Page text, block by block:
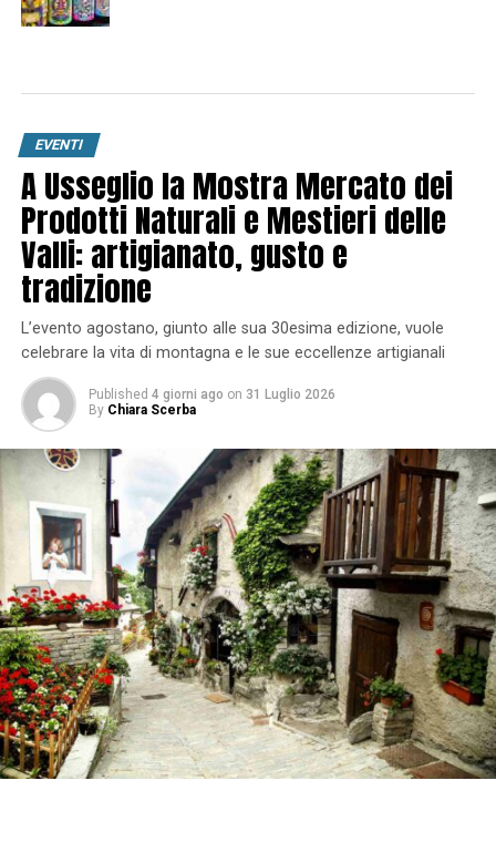
EVENTI
A Usseglio la Mostra Mercato dei
Prodotti Naturali e Mestieri delle
Valli: artigianato, gusto e
tradizione
L’evento agostano, giunto alle sua 30esima edizione, vuole
celebrare la vita di montagna e le sue eccellenze artigianali
Published 4 giorni ago on 31 Luglio 2026
By Chiara Scerba